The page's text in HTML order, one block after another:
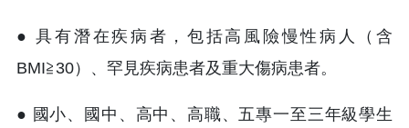
● 具有潛在疾病者，包括高風險慢性病人（含
BMI≧30）、罕見疾病患者及重大傷病患者。
● 國小、國中、高中、高職、五專一至三年級學生